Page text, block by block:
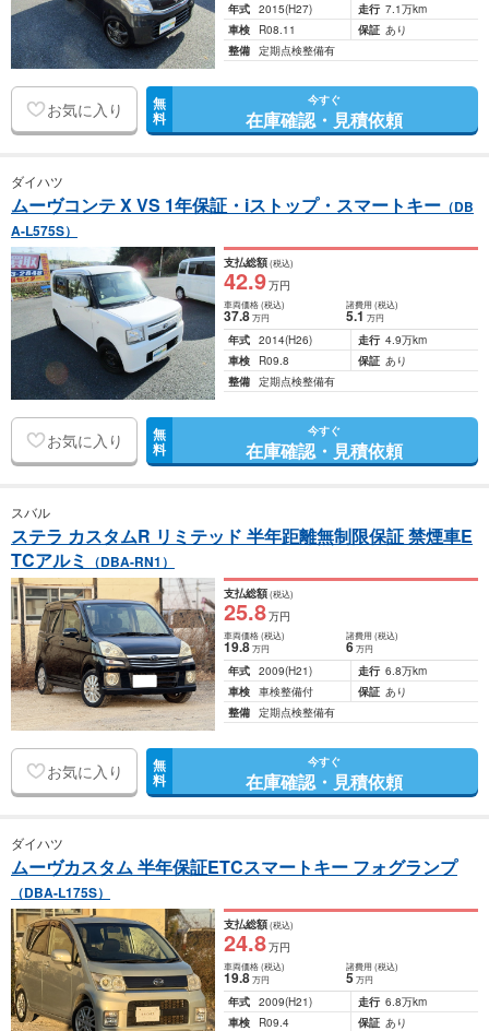
年式 2015(H27) 走行 7.1万km
車検
R08.11 保証 あり
整備 定期点検整備有
お気に入り 無
料
今すぐ
在庫確認・見積依頼
ダイハツ
ムーヴコンテ X VS 1年保証・iストップ・スマートキー （DB
A-L575S）
支払総額(税込)
42.9万円
車両価格(税込)
37.8万円
諸費用 (税込)
5.1 万円
年式 2014(H26) 走行 4.9万km
車検
R09.8 保証 あり
整備 定期点検整備有
お気に入り 無
料
今すぐ
在庫確認・見積依頼
スバル
ステラ カスタムR リミテッド 半年距離無制限保証 禁煙車E
TCアルミ （DBA-RN1）
支払総額(税込)
25.8万円
車両価格(税込)
19.8万円
諸費用 (税込)
6 万円
年式 2009(H21) 走行 6.8万km
車検 車検整備付 保証 あり
整備 定期点検整備有
お気に入り 無
料
今すぐ
在庫確認・見積依頼
ダイハツ
ムーヴカスタム 半年保証ETCスマートキー フォグランプ
（DBA-L175S）
支払総額(税込)
24.8万円
車両価格(税込)
19.8万円
諸費用 (税込)
5 万円
年式 2009(H21) 走行 6.8万km
車検
R09.4 保証 あり